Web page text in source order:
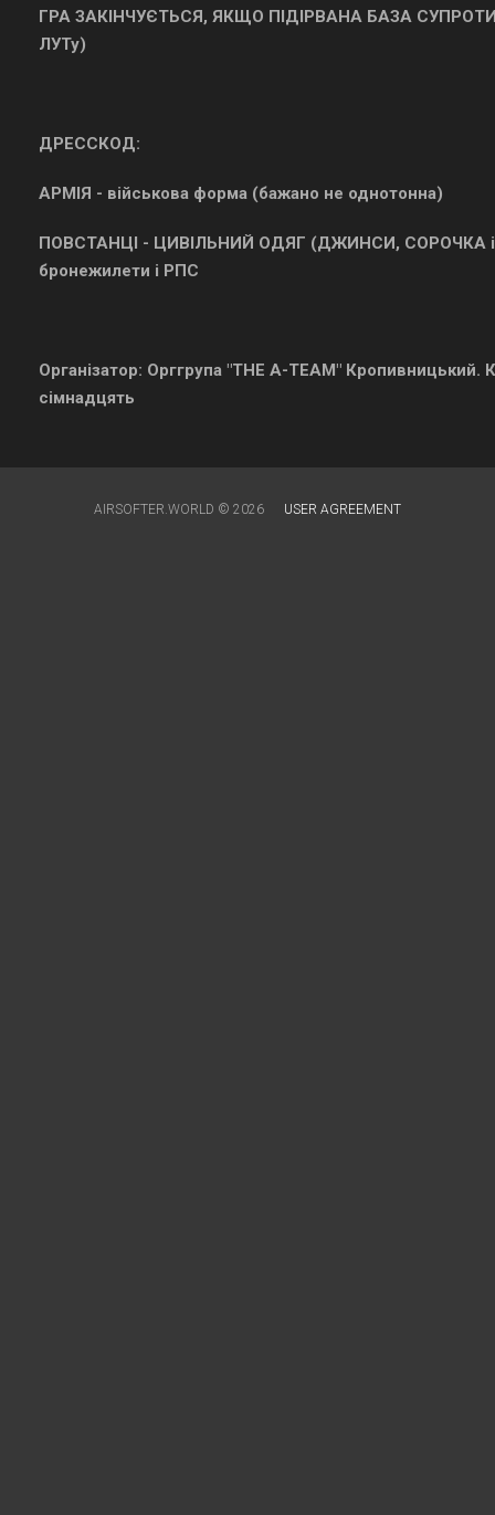
ГРА ЗАКІНЧУЄТЬСЯ, ЯКЩО ПІДІРВАНА БАЗА
ЛУТу)
ДРЕССКОД:
АРМІЯ - військова форма (бажано не однотонна)
ПОВСТАНЦІ - ЦИВІЛЬНИЙ ОДЯГ (ДЖИНСИ, СОРОЧКА
бронежилети і РПС
Організатор: Орггрупа "THE A-TEAM"
сімнадцять
AIRSOFTER.WORLD © 2026 USER AGREEMENT